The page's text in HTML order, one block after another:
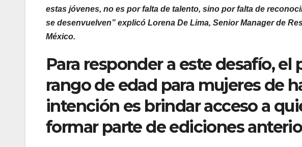
estas jóvenes, no es por falta de talento, sino por falta de
se desenvuelven” explicó Lorena De Lima, Senior Manager de
México.
Para responder a este desafío,
rango de edad para mujeres de
intención es brindar acceso a
formar parte de ediciones